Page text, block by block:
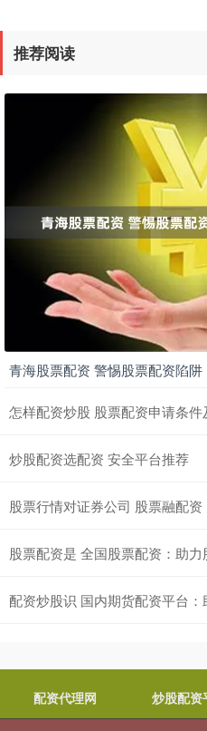
推荐阅读
青海股票配资 警惕股票配资陷
怎样配资炒股 股票配资申请条
炒股配资选配资 安全平台推荐
股票行情对证券公司 股票融配
股票配资是 全国股票配资：助
配资炒股识 国内期货配资平台
配资代理网 炒股配资